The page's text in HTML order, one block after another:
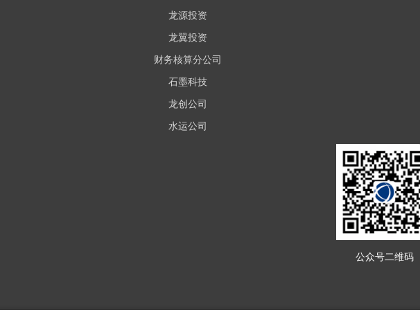
龙源投资
龙翼投资
财务核算分公司
石墨科技
龙创公司
水运公司
公众号二维码